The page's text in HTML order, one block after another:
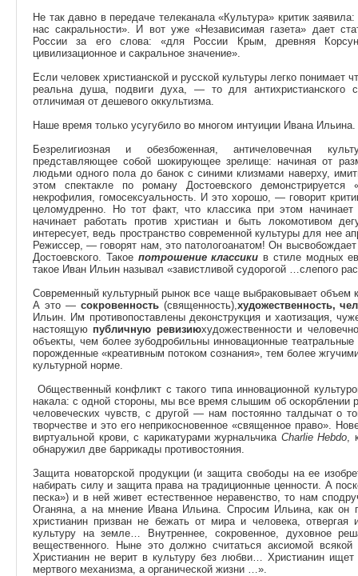
Не так давно в передаче телеканала «Культура» критик
нас сакральности». И вот уже «Независимая газета» дает
России за его слова: «для России Крым, древняя
цивилизационное и сакральное значение».
Если человек христианской и русской культуры легко понимает
реальна душа, подвиги духа, — то для антихристианского
отличимая от дешевого оккультизма.
Наше время только усугубило во многом интуиции Ивана Ильина.
Безрелигиозная и обезбоженная, античеловечная
представляющее собой шокирующее зрелище: начиная от
людьми одного пола до банок с синими клизмами наверху,
этом спектакле по роману Достоевского демонстрируется
некрофилия, гомосексуальность. И это хорошо, — говорит
целомудренно. Но тот факт, что классика при этом
начинает работать против христиан и быть локомотивом
интересует, ведь пространство современной культуры для нее
Режиссер, — говорят нам, это патологоанатом! Он
Достоевского. Такое потрошение классики в стиле модных
такое Иван Ильин называл «завистливой судорогой …слепого
Современный культурный рынок все чаще выбраковывает объем
А это — сокровенность(священность),художественность,
Ильин. Им противопоставлены деконструкция и хаотизация,
настоящую публичную ревизиюхудожественности и
объекты, чем более зубодробильны инновационные театральные
порожденные «креативным потоком сознания», тем более
культурной норме.
Общественный конфликт с такого типа инновационной
накала: с одной стороны, мы все время слышим об оскорблении
человеческих чувств, с другой — нам постоянно талдычат о
творчестве и это его неприкосновенное «священное право».
виртуальной крови, с карикатурами журнальчика Charlie Hebdo,
обнаружил две баррикады противостояния.
Защита новаторской продукции (и защита свободы на ее
набирать силу и защита права на традиционные ценности. А
песка») и в ней живет естественное неравенство, то нам
Оганяна, а на мнение Ивана Ильина. Спросим Ильина, как он
христианин призван не бежать от мира и человека,
культуру на земле… Внутреннее, сокровенное, духовное
вещественного. Ныне это должно считаться аксиомой
Христианин не верит в культуру без любви… Христианин
мертвого механизма, а органической жизни …».